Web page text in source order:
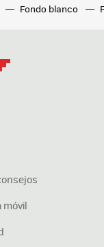
Fondo blanco
móvil